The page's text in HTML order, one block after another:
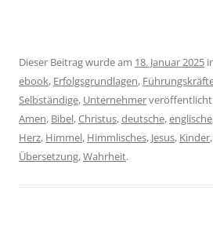
Dieser Beitrag wurde am 18. Januar 2025
ebook, Erfolgsgrundlagen,
Selbständige, Unternehmer
Amen, Bibel,Christus,deutsche,englische
Herz, Himmel, Himmlisches, Jesus, Kinder,
Übersetzung,Wahrheit.